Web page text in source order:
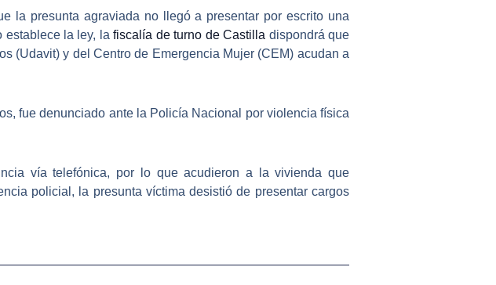
la presunta agraviada no llegó a presentar por escrito una
establece la ley, lafiscalía de turno de Castilla dispondrá que
(Udavit) y del Centro de Emergencia Mujer (CEM) acudan a
fue denunciado ante la Policía Nacional por violencia física
vía telefónica, por lo que acudieron a lavivienda que
policial, la presunta víctima desistió de presentar cargos